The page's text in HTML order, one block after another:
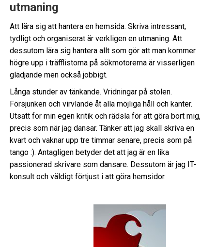
utmaning
Att lära sig att hantera en hemsida. Skriva intressant,
tydligt och organiserat är verkligen en utmaning. Att
dessutom lära sig hantera allt som gör att man kommer
högre upp i träfflistorna på sökmotorerna är visserligen
glädjande men också jobbigt.
Långa stunder av tänkande. Vridningar på stolen.
Försjunken och virvlande åt alla möjliga håll och kanter.
Utsatt för min egen kritik och rädsla för att göra bort mig,
precis som när jag dansar. Tänker att jag skall skriva en
kvart och vaknar upp tre timmar senare, precis som på
tango :). Antagligen betyder det att jag är en lika
passionerad skrivare som dansare. Dessutom är jag IT-
konsult och väldigt förtjust i att göra hemsidor.